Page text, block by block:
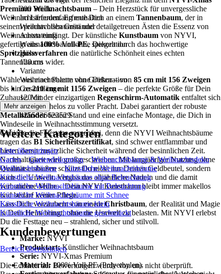
300 Stück
Im Lieferumfang enthalten
Weihnachtsbaumständer
Ausstattung
Weihnachtsbaum ohne Dekoration
Höhe
120 cm
Variante
Weihnachtsbaum ohne Dekoration
Gesamtlänge
120 cm
EAN
4255636623529
Premium Weihnachtsbaum – Dein Herzstück für unvergessliche
Weihnachtsfreuden. Erfreue Dich an einem Tannenbaum, der in
seinem prachtvollen Grün und detailgetreuen Ästen die Essenz von
Weihnachten einfängt. Der künstliche Kunstbaum von NYVI,
gefertigt aus100% Voll-PE, spiegelt durch das hochwertige
Spritzgussverfahren die natürliche Schönheit eines echten
Tannenbaums wider.
Wähle aus einer Palette von Größen – von 85 cm mit 156 Zweigen
bis hin zu210 cm mit 1156 Zweigen – die perfekte Größe für Dein
Zuhause. Mit der einzigartigen Regenschirm-Automatik entfaltet sich
jeder Zweig mühelos zu voller Pracht. Dabei garantiert der robuste
Metallständerfesten Stand und eine einfache Montage, die Dich in
Windeseile in Weihnachtsstimmung versetzt.
Genieße die Feiertage sorgenfrei, denn die NYVI Weihnachtsbäume
tragen das B1 Sicherheitszertifikat, sind schwer entflammbar und
bieten damit zusätzliche Sicherheit während der besinnlichen Zeit.
Nachhaltigkeit wird großgeschrieben: Mit langjähriger Nutzung ohne
Qualitätseinbußen schützt Du nicht nur Deinen Geldbeutel, sondern
auch die Umwelt. Vergiss das alljährliche Nadeln und die damit
verbundene Mühe – Dein NYVI Kunstbaum bleibt immer makellos
und bedarf keiner Pflege.
Lass Dich verzaubern von einemChristbaum, der Realität und Magie
in Dein Heim bringt, ohne die Umwelt zu belasten. Mit NYVI erlebst
Du die Festtage neu – strahlend, sicher und stilvoll.
Marke:NYVI
Produktart:Künstlicher Weihnachtsbaum
Serie: NYVI-Xmas Premium
Material:100% Voll-PE (Polyethylen)
Mehr anzeigen
Weitere Kategorien
Liste überspringen
Garten
Gartendekoration
Weihnachtsbäume & Weihnachtsdeko
Weihnachtsbäume
Künstliche Weihnachtsbäume
Künstliche Weihnachtsbäume ohne Beleuchtung
Künstliche Weihnachtsbäume mit Beleuchtung
Künstliche Weihnachtsbäume mit Schnee
Künstliche Weihnachtsbäume klein
Künstliche Weihnachtsbäume geschmückt
Kundenbewertungen
Bereich überspringen
Die Echtheit der Bewertungen wurde von uns nicht überprüft.